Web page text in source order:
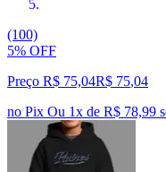
(100)
5% OFF
Preço R$ 75,04R$ 75,04
no Pix Ou 1x de R$ 78,99